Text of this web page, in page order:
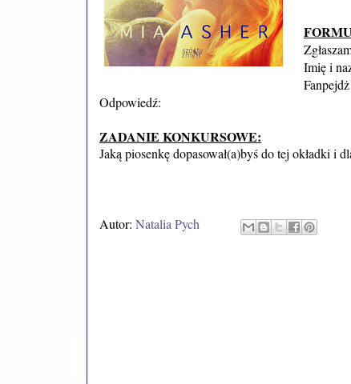
Imię i
Odpowiedź:
ZADANIE KONKURSOWE:
Jaką piosenkę dopasował(a)byś do tej okładki i
Autor: Natalia Pych